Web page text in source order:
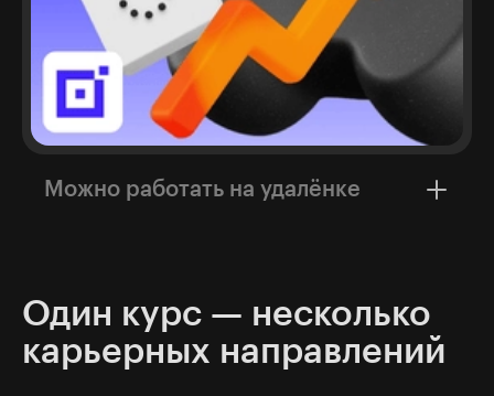
Можно работать на удалёнке
Один курс — несколько
карьерных направлений